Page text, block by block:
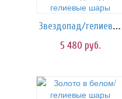
Звездопад/гелиевые шары
5 480 руб.